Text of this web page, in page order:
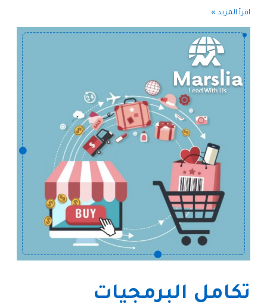
اقرأ المزيد »
تكامل البرمجيات